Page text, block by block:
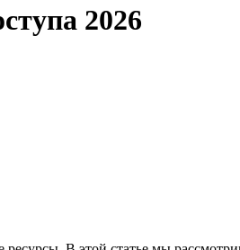
2026